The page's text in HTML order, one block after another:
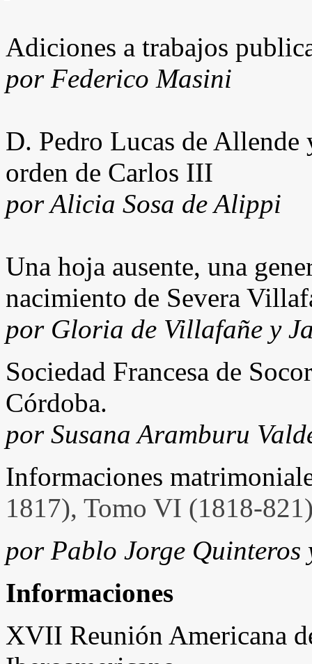
Adiciones a trabajos
por Federico Masini
D. Pedro Lucas de Allende
orden de Carlos III
por Alicia Sosa de Alippi
Una hoja ausente, una
nacimiento de Severa
por Gloria de Villafañe y
Sociedad Francesa de
Córdoba.
por Susana Aramburu
Informaciones
1817), Tomo VI (1818-
por Pablo Jorge
Informaciones
XVII Reunión Americana